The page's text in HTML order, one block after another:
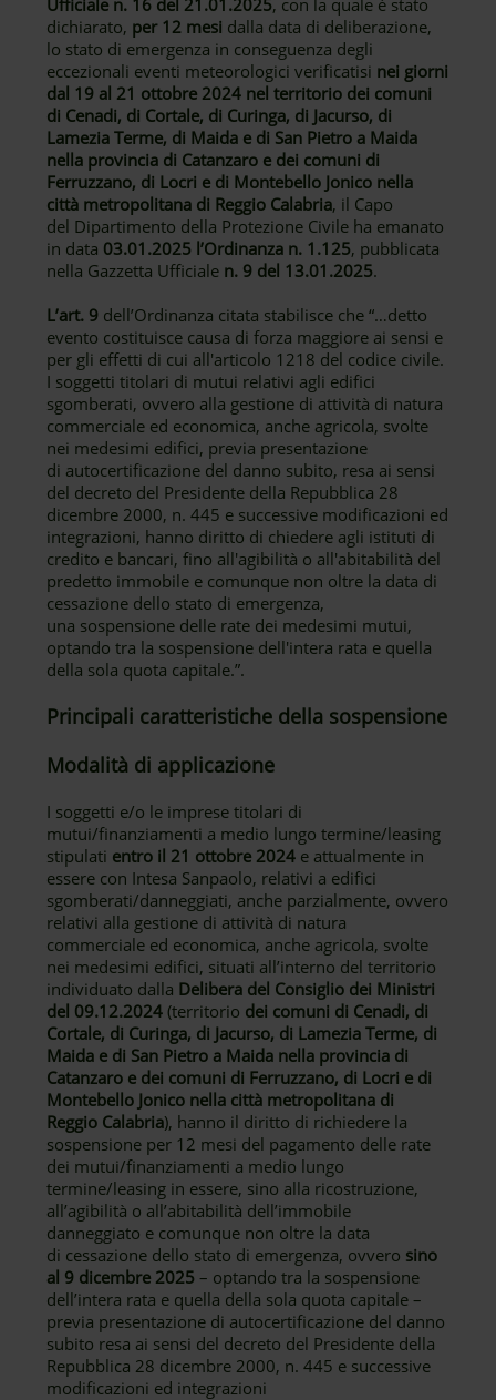
Ufficiale n. 16 del 21.01.2025, con la quale è stato
dichiarato, per 12 mesi dalla data di deliberazione,
lo stato di emergenza in conseguenza degli
eccezionali eventi meteorologici verificatisi nei giorni
dal 19 al 21 ottobre 2024 nel territorio dei comuni
di Cenadi, di Cortale, di Curinga, di Jacurso, di
Lamezia Terme, di Maida e di San Pietro a Maida
nella provincia di Catanzaro e dei comuni di
Ferruzzano, di Locri e di Montebello Jonico nella
città metropolitana di Reggio Calabria, il Capo
del Dipartimento della Protezione Civile ha emanato
in data 03.01.2025 l’Ordinanza n. 1.125, pubblicata
nella Gazzetta Ufficiale n. 9 del 13.01.2025.
L’art. 9 dell’Ordinanza citata stabilisce che “…detto
evento costituisce causa di forza maggiore ai sensi e
per gli effetti di cui all'articolo 1218 del codice civile.
I soggetti titolari di mutui relativi agli edifici
sgomberati, ovvero alla gestione di attività di natura
commerciale ed economica, anche agricola, svolte
nei medesimi edifici, previa presentazione
di autocertificazione del danno subito, resa ai sensi
del decreto del Presidente della Repubblica 28
dicembre 2000, n. 445 e successive modificazioni ed
integrazioni, hanno diritto di chiedere agli istituti di
credito e bancari, fino all'agibilità o all'abitabilità del
predetto immobile e comunque non oltre la data di
cessazione dello stato di emergenza,
una sospensione delle rate dei medesimi mutui,
optando tra la sospensione dell'intera rata e quella
della sola quota capitale.”.
Principali caratteristiche della sospensione
Modalità di applicazione
I soggetti e/o le imprese titolari di
mutui/finanziamenti a medio lungo termine/leasing
stipulati entro il 21 ottobre 2024 e attualmente in
essere con Intesa Sanpaolo, relativi a edifici
sgomberati/danneggiati, anche parzialmente, ovvero
relativi alla gestione di attività di natura
commerciale ed economica, anche agricola, svolte
nei medesimi edifici, situati all’interno del territorio
individuato dalla Delibera del Consiglio dei Ministri
del 09.12.2024 (territorio dei comuni di Cenadi, di
Cortale, di Curinga, di Jacurso, di Lamezia Terme, di
Maida e di San Pietro a Maida nella provincia di
Catanzaro e dei comuni di Ferruzzano, di Locri e di
Montebello Jonico nella città metropolitana di
Reggio Calabria), hanno il diritto di richiedere la
sospensione per 12 mesi del pagamento delle rate
dei mutui/finanziamenti a medio lungo
termine/leasing in essere, sino alla ricostruzione,
all’agibilità o all’abitabilità dell’immobile
danneggiato e comunque non oltre la data
di cessazione dello stato di emergenza, ovvero sino
al 9 dicembre 2025 – optando tra la sospensione
dell’intera rata e quella della sola quota capitale –
previa presentazione di autocertificazione del danno
subito resa ai sensi del decreto del Presidente della
Repubblica 28 dicembre 2000, n. 445 e successive
modificazioni ed integrazioni